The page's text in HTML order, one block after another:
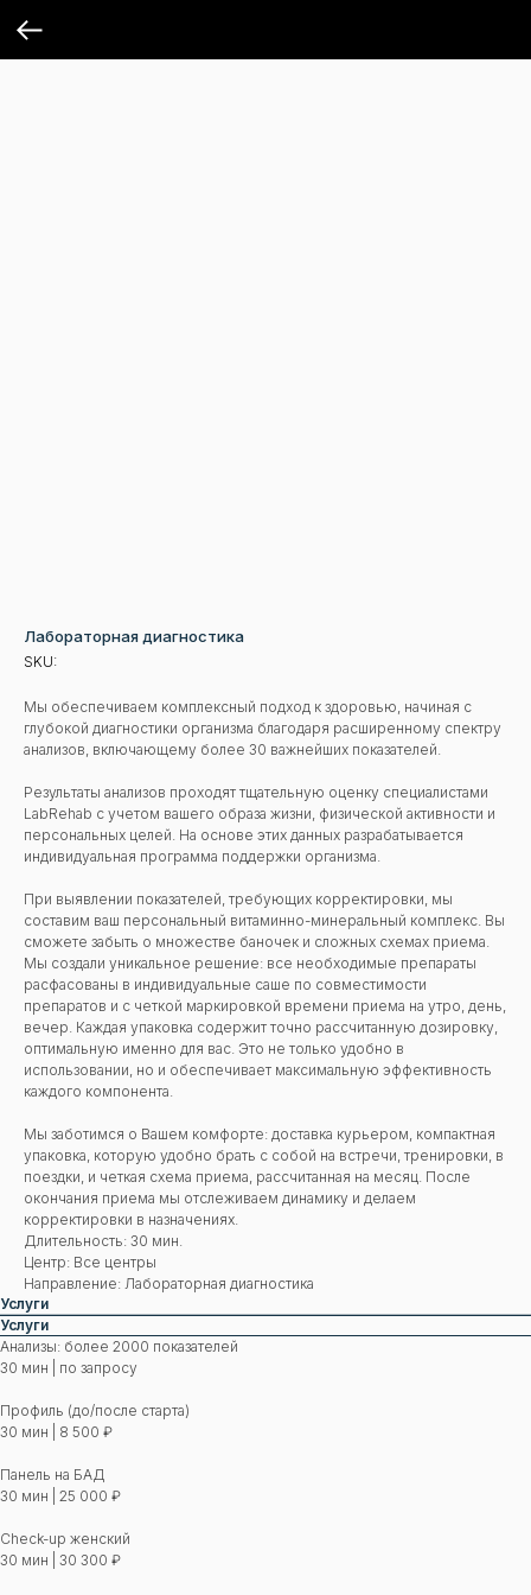
Лабораторная диагностика
SKU:
Мы обеспечиваем комплексный подход к здоровью, начиная с
глубокой диагностики организма благодаря расширенному спектру
анализов, включающему более 30 важнейших показателей.
Результаты анализов проходят тщательную оценку специалистами
LabRehab с учетом вашего образа жизни, физической активности и
персональных целей. На основе этих данных разрабатывается
индивидуальная программа поддержки организма.
При выявлении показателей, требующих корректировки, мы
составим ваш персональный витаминно-минеральный комплекс. Вы
сможете забыть о множестве баночек и сложных схемах приема.
Мы создали уникальное решение: все необходимые препараты
расфасованы в индивидуальные саше по совместимости
препаратов и с четкой маркировкой времени приема на утро, день,
вечер. Каждая упаковка содержит точно рассчитанную дозировку,
оптимальную именно для вас. Это не только удобно в
использовании, но и обеспечивает максимальную эффективность
каждого компонента.
Мы заботимся о Вашем комфорте: доставка курьером, компактная
упаковка, которую удобно брать с собой на встречи, тренировки, в
поездки, и четкая схема приема, рассчитанная на месяц. После
окончания приема мы отслеживаем динамику и делаем
корректировки в назначениях.
Длительность: 30 мин.
Центр: Все центры
Направление: Лабораторная диагностика
Услуги
Услуги
Анализы: более 2000 показателей
30 мин | по запросу
Профиль (до/после старта)
30 мин | 8 500 ₽
Панель на БАД
30 мин | 25 000 ₽
Check-up женский
30 мин | 30 300 ₽